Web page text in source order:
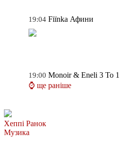
19:04 Fiїnka Афини
19:00 Monoir & Eneli 3 To 1
⌚ ще раніше
Хеппі Ранок
Музика